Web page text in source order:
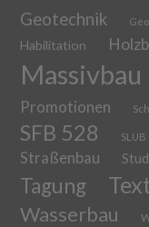
Geotechnik
Habilitation
Massivbau
Promotionen
SFB 528 SLUB
Straßenbau
Tagung
Wasserbau